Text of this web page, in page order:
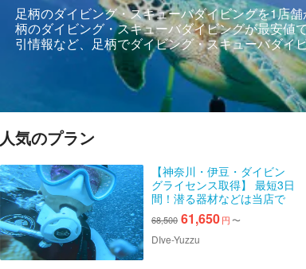
足柄のダイビング・スキューバダイビングを1店
柄のダイビング・スキューバダイビングが最安値
引情報など、足柄でダイビング・スキューバダイ
人気のプラン
【神奈川・伊豆・ダイビン
グライセンス取得】 最短3日
間！潜る器材などは当店で
ご用意！ 荷物は最小限、期
待とやる気は最大限に！料
金は分かり易くすべてコミ
68,500 61,650円 〜
DIve-Yuzzu